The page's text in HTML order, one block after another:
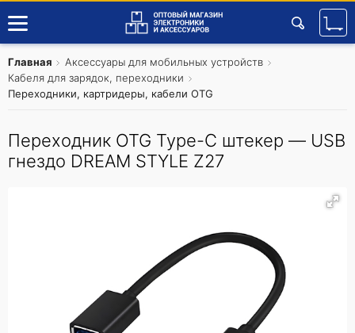
Главная
Аксессуары для мобильных устройств
Кабеля для зарядок, переходники
Переходники, картридеры, кабели OTG
Переходник OTG Type-C штекер — USB
гнездо DREAM STYLE Z27